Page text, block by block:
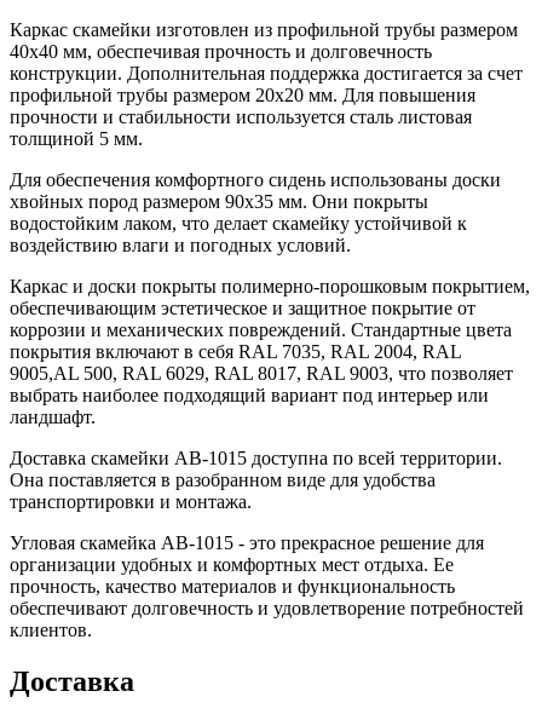
Каркас скамейки изготовлен из профильной трубы размером
40х40 мм, обеспечивая прочность и долговечность
конструкции. Дополнительная поддержка достигается за счет
профильной трубы размером 20х20 мм. Для повышения
прочности и стабильности используется сталь листовая
толщиной 5 мм.
Для обеспечения комфортного сидень использованы доски
хвойных пород размером 90х35 мм. Они покрыты
водостойким лаком, что делает скамейку устойчивой к
воздействию влаги и погодных условий.
Каркас и доски покрыты полимерно-порошковым покрытием,
обеспечивающим эстетическое и защитное покрытие от
коррозии и механических повреждений. Стандартные цвета
покрытия включают в себя RAL 7035, RAL 2004, RAL
9005,AL 500, RAL 6029, RAL 8017, RAL 9003, что позволяет
выбрать наиболее подходящий вариант под интерьер или
ландшафт.
Доставка скамейки AB-1015 доступна по всей территории.
Она поставляется в разобранном виде для удобства
транспортировки и монтажа.
Угловая скамейка AB-1015 - это прекрасное решение для
организации удобных и комфортных мест отдыха. Ее
прочность, качество материалов и функциональность
обеспечивают долговечность и удовлетворение потребностей
клиентов.
Доставка